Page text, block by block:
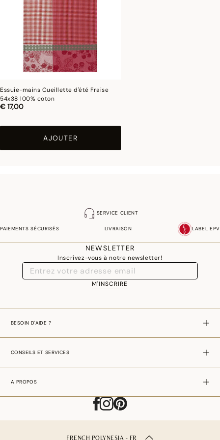
Essuie-mains Cueillette d'été Fraise
54x38 100% coton
€ 17,00
AJOUTER
SERVICE CLIENT
PAIEMENTS SÉCURISÉS LIVRAISON LABEL EPV
NEWSLETTER
Inscrivez-vous à notre newsletter!
M'INSCRIRE
BESOIN D'AIDE ?
CONSEILS ET SERVICES
A PROPOS
FRENCH POLYNESIA - FR